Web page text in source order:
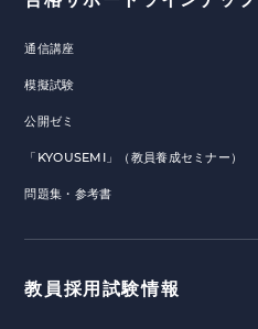
通信講座
模擬試験
公開ゼミ
「KYOUSEMI」（教員養成セミナー）
問題集・参考書
教員採用試験情報